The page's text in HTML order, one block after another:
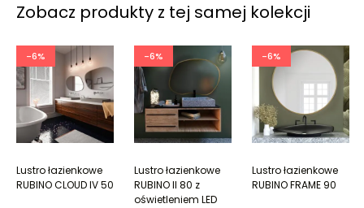
Zobacz produkty z tej samej kolekcji
-6%
Lustro łazienkowe
RUBINO CLOUD IV 50
-6%
Lustro łazienkowe
RUBINO II 80 z
oświetleniem LED
-6%
Lustro łazienkowe
RUBINO FRAME 90